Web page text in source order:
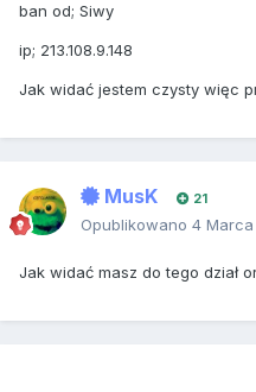
ban od; Siwy
ip; 213.108.9.148
Jak widać jestem czysty więc
MusK 21
Opublikowano 4 Marca
Jak widać masz do tego dział